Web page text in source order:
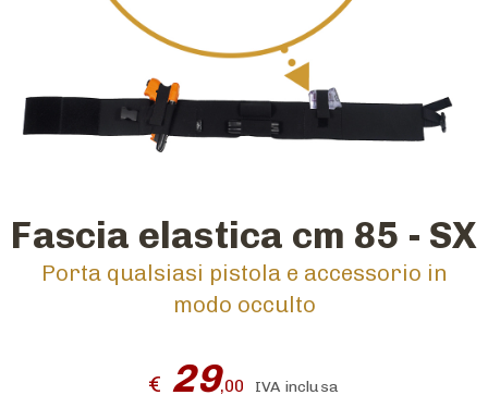
Fascia elastica cm 85 - SX
Porta qualsiasi pistola e accessorio in
modo occulto
€ 29,00 IVA inclusa